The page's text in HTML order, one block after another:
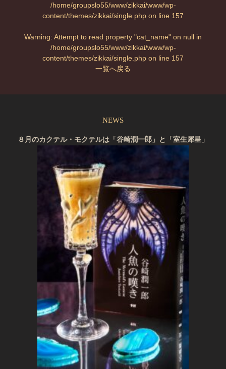
/home/groupslo55/www/zikkai/www/wp-
content/themes/zikkai/single.php on line 157
Warning: Attempt to read property "cat_name" on null in
/home/groupslo55/www/zikkai/www/wp-
content/themes/zikkai/single.php on line 157
一覧へ戻る
NEWS
８月のカクテル・モクテルは「谷崎潤一郎」と「室生犀星」